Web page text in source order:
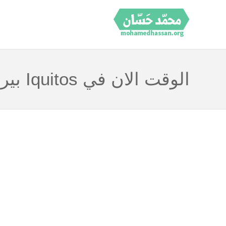
الوقت الان في Iquitos بيرو